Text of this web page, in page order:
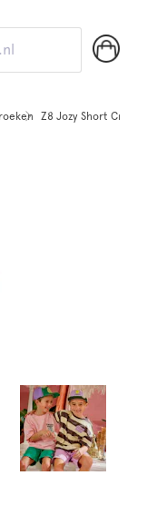
Z8 Jozy Short Crazy